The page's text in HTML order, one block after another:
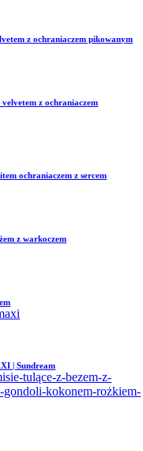
z ochraniaczem pikowanym
z ochraniaczem
ochraniaczem z sercem
z warkoczem
| Sundream